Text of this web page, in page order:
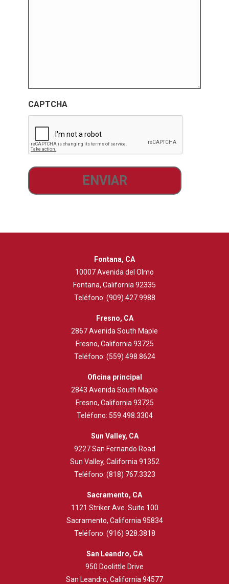
CAPTCHA
Fontana, CA
10007 Avenida del Olmo
Fontana, California 92335
Teléfono: (909) 427.9988
Fresno, CA
2867 Avenida South Maple
Fresno, California 93725
Teléfono: (559) 498.8624
Oficina principal
2843 Avenida South Maple
Fresno, California 93725
Teléfono: 559.498.3304
Sun Valley, CA
9227 San Fernando Road
Sun Valley, California 91352
Teléfono: (818) 767.3323
Sacramento, CA
1121 Striker Ave. Suite 100
Sacramento, California 95834
Teléfono: (916) 928.3818
San Leandro, CA
950 Doolittle Drive
San Leandro, California 94577